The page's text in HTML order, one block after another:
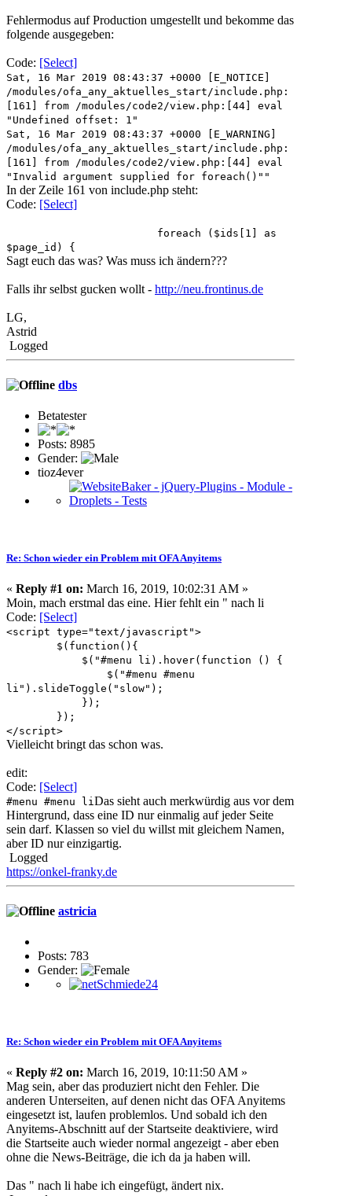
Fehlermodus auf Production umgestellt und bekomme das
folgende ausgegeben:
Code: [Select]
Sat, 16 Mar 2019 08:43:37 +0000 [E_NOTICE]
/modules/ofa_any_aktuelles_start/include.php:
[161] from /modules/code2/view.php:[44] eval
"Undefined offset: 1"
Sat, 16 Mar 2019 08:43:37 +0000 [E_WARNING]
/modules/ofa_any_aktuelles_start/include.php:
[161] from /modules/code2/view.php:[44] eval
"Invalid argument supplied for foreach()""
In der Zeile 161 von include.php steht:
Code: [Select]
foreach ($ids[1] as
$page_id) {
Sagt euch das was? Was muss ich ändern???
Falls ihr selbst gucken wollt - http://neu.frontinus.de
LG,
Astrid
Logged
dbs
Betatester
Posts: 8985
Gender:
tioz4ever
Re: Schon wieder ein Problem mit OFA Anyitems
« Reply #1 on: March 16, 2019, 10:02:31 AM »
Moin, mach erstmal das eine. Hier fehlt ein " nach li
Code: [Select]
<script type="text/javascript">
$(function(){
$("#menu li).hover(function () {
$("#menu #menu
li").slideToggle("slow");
});
});
</script>
Vielleicht bringt das schon was.
edit:
Code: [Select]
#menu #menu liDas sieht auch merkwürdig aus vor dem
Hintergrund, dass eine ID nur einmalig auf jeder Seite
sein darf. Klassen so viel du willst mit gleichem Namen,
aber ID nur einzigartig.
Logged
https://onkel-franky.de
astricia
Posts: 783
Gender:
Re: Schon wieder ein Problem mit OFA Anyitems
« Reply #2 on: March 16, 2019, 10:11:50 AM »
Mag sein, aber das produziert nicht den Fehler. Die
anderen Unterseiten, auf denen nicht das OFA Anyitems
eingesetzt ist, laufen problemlos. Und sobald ich den
Anyitems-Abschnitt auf der Startseite deaktiviere, wird
die Startseite auch wieder normal angezeigt - aber eben
ohne die News-Beiträge, die ich da ja haben will.
Das " nach li habe ich eingefügt, ändert nix.